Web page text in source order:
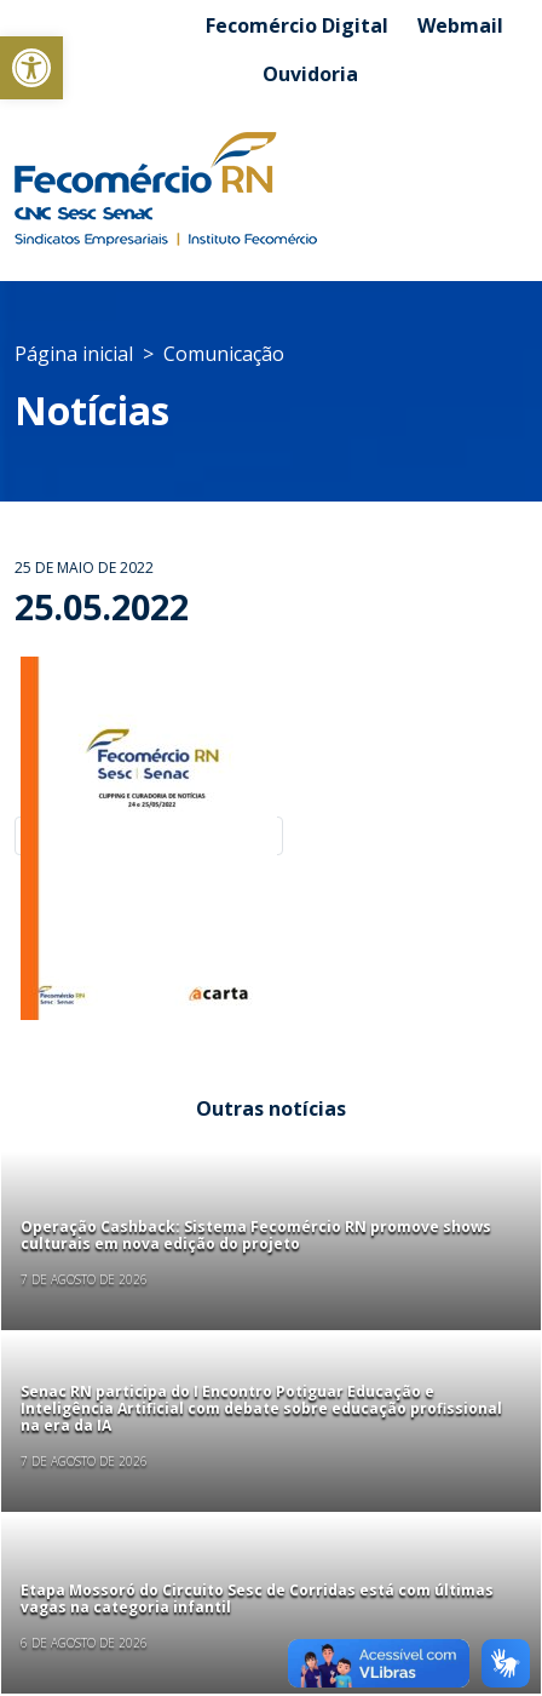
Abrir a barra de ferramentasFecomércio Digital
Webmail
Ouvidoria
Página inicial Comunicação
Notícias
25 DE MAIO DE 2022
25.05.2022
Outras notícias
Operação Cashback: Sistema Fecomércio RN promove shows
culturais em nova edição do projeto
7 DE AGOSTO DE 2026
Senac RN participa do I Encontro Potiguar Educação e
Inteligência Artificial com debate sobre educação profissional
na era da IA
7 DE AGOSTO DE 2026
Etapa Mossoró do Circuito Sesc de Corridas está com últimas
vagas na categoria infantil
6 DE AGOSTO DE 2026